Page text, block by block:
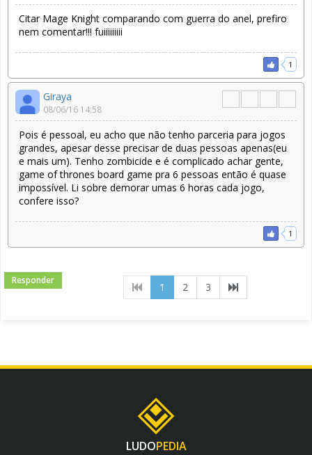
Citar Mage Knight comparando com guerra do anel, prefiro
nem comentar!!! fuiiiiiiiii
1
Giraya
08/06/16 14:58
Pois é pessoal, eu acho que não tenho parceria para jogos
grandes, apesar desse precisar de duas pessoas apenas(eu
e mais um). Tenho zombicide e é complicado achar gente,
game of thrones board game pra 6 pessoas então é quase
impossível. Li sobre demorar umas 6 horas cada jogo,
confere isso?
1
Responder
1 (current)
2 3
LUDOPEDIA